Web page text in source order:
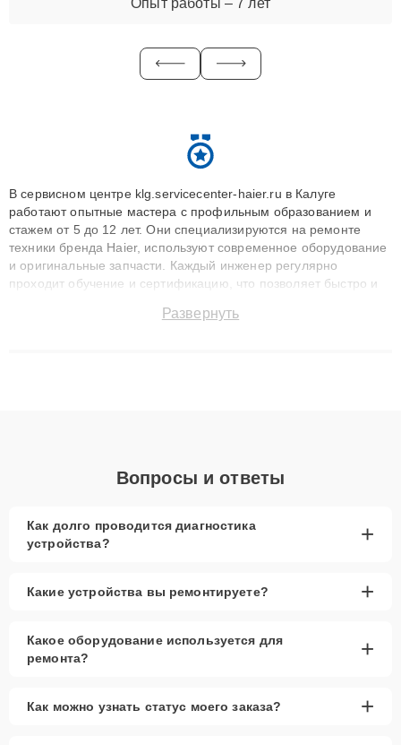
В сервисном центре klg.servicecenter-haier.ru в Калуге
работают опытные мастера с профильным образованием и
стажем от 5 до 12 лет. Они специализируются на ремонте
техники бренда Haier, используют современное оборудование
и оригинальные запчасти. Каждый инженер регулярно
проходит обучение и сертификацию, что позволяет быстро и
сохранением гарантии до 3 лет. Наши мастера решают
Развернуть
Вопросы и ответы
Как долго проводится диагностика
устройства?
+
Какие устройства вы ремонтируете? +
Какое оборудование используется для
ремонта?
+
Как можно узнать статус моего заказа? +